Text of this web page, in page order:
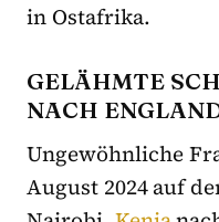
in Ostafrika.
GELÄHMTE
NACH
Ungewöhnliche
August 2024 auf